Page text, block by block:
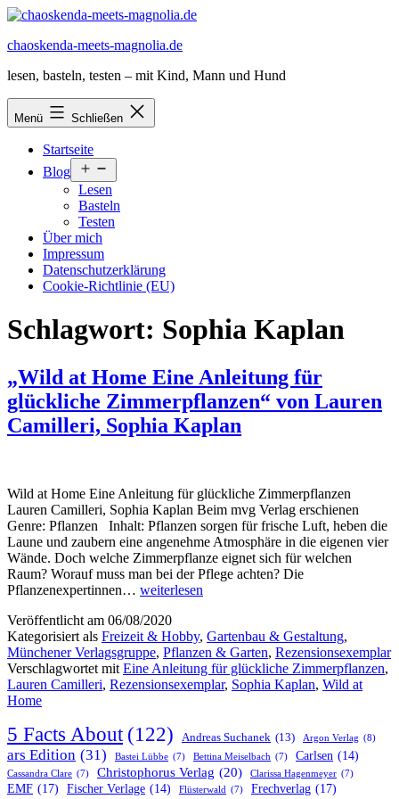
Zum
springen
chaoskenda-meets-magnolia.de
lesen, basteln, testen – mit Kind, Mann und Hund
Menü Schließen
Startseite
Blog
öffnen
Lesen
Basteln
Testen
Über mich
Impressum
Datenschutzerklärung
Cookie-Richtlinie (EU)
Schlagwort: Sophia Kaplan
„Wild at Home Eine Anleitung für
glückliche Zimmerpflanzen“ von Lauren
Camilleri, Sophia Kaplan
Wild at Home Eine Anleitung für glückliche Zimmerpflanzen
Lauren Camilleri, Sophia Kaplan Beim mvg Verlag erschienen
Genre: Pflanzen Inhalt: Pflanzen sorgen für frische Luft, heben die
Laune und zaubern eine angenehme Atmosphäre in die eigenen vier
Wände. Doch welche Zimmerpflanze eignet sich für welchen
Raum? Worauf muss man bei der Pflege achten? Die
Pflanzenexpertinnen… „Wild
Home
Eine
Anleitung
für
glückliche
Lauren
Camilleri,
Sophia
Kaplan
weiterlesen
Veröffentlicht am 06/08/2020
Kategorisiert als Freizeit & Hobby, Gartenbau & Gestaltung,
Münchener Verlagsgruppe, Pflanzen & Garten, Rezensionsexemplar
Verschlagwortet mit Eine Anleitung für glückliche Zimmerpflanzen,
Lauren Camilleri, Rezensionsexemplar, Sophia Kaplan, Wild at
Home
5 Facts About (122) Andreas Suchanek (13) Argon Verlag (8)
ars Edition (31) Bastei Lübbe (7) Bettina Meiselbach (7) Carlsen (14)
Cassandra Clare (7) Christophorus Verlag (20) Clarissa Hagenmeyer (7)
EMF (17) Fischer Verlage (14) Flüsterwald (7) Frechverlag (17)